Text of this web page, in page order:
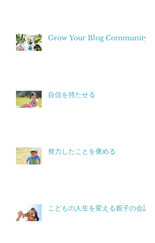
Grow Your Blog Community
自信を持たせる
努力したことを褒める
こどもの人生を変える親子の会話